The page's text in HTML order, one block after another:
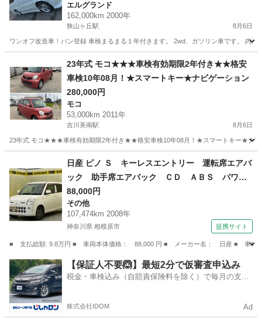
エルグランド
162,000km 2000年
狭山ヶ丘駅 8月6日
ワンオフ改造車！バン登録 車検まるまる１年付きます。 2wd、ガソリン車です。 内
狭山ヶ丘駅 エルグランド ワンオフ
23年式 モコ★★★車検有効期限2年付き★★格安
車検10年08月！★スマートキー★ナビゲーション
280,000円
モコ
53,000km 2011年
吉川美南駅 8月6日
23年式 モコ★★★車検有効期限2年付き★★格安車検10年08月！★スマートキー★ナビ
吉川美南駅 モコ スマート
日産 ピノ Ｓ キーレスエントリー 運転席エアバ
ック 助手席エアバック ＣＤ ＡＢＳ パワー
ステアリング （検9.9）
88,000円
その他
107,474km 2008年
神奈川県 相模原市 提携サイト
■ 支払総額: 9.8万円 ■ 車両本体価格： 88,000 円 ■ メーカー名： 日産 ■ 車
神奈川 相模原市 その他
【保証人不要🙆】最短2分で仮審査申込み
税金・車検込み（自賠責保険料を除く）で毎月の支払
株式会社IDOM Ad